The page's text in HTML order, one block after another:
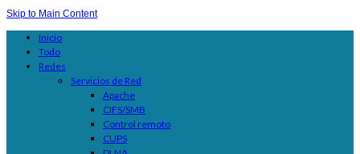
Skip to Main Content
Inicio
Todo
Redes
Servicios de Red
Apache
CIFS/SMB
Control remoto
CUPS